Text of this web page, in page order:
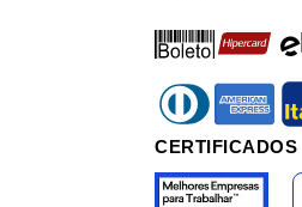
boleto
diners american itau
CERTIFICADOS